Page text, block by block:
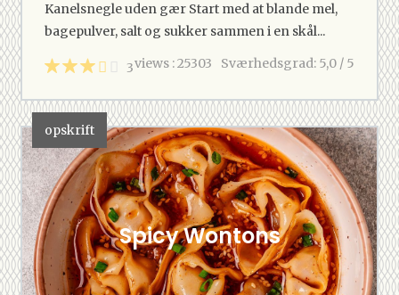
Kanelsnegle uden gær Start med at blande mel,
bagepulver, salt og sukker sammen i en skål...
3 Sværhedsgrad: 5,0 / 5
views : 25303
opskrift
Spicy Wontons